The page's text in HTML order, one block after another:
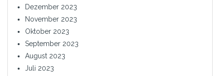
Dezember 2023
November 2023
Oktober 2023
September 2023
August 2023
Juli 2023